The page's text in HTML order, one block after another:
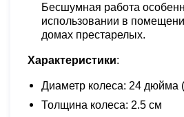
Бесшумная работа
использовании в
домах престарелых.
Характеристики:
Диаметр колеса: 24 дюйма
Толщина колеса: 2.5 см